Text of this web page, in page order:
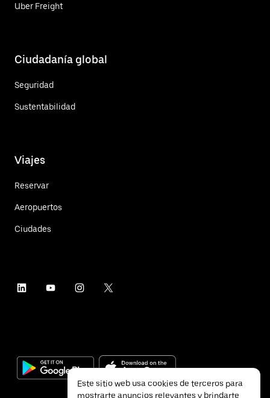
Uber Freight
Ciudadanía global
Seguridad
Sustentabilidad
Viajes
Reservar
Aeropuertos
Ciudades
Este sitio web usa cookies de terceros para
mostrarte anuncios relevantes y brindarte